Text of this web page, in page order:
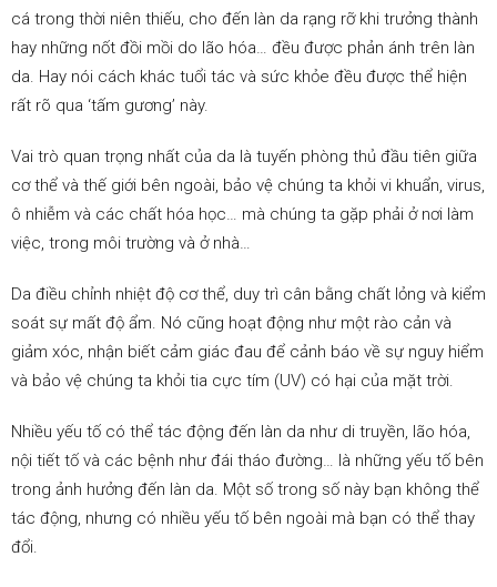
cá trong thời niên thiếu, cho đến làn da rạng rỡ khi trưởng thành
hay những nốt đồi mồi do lão hóa… đều được phản ánh trên làn
da. Hay nói cách khác tuổi tác và sức khỏe đều được thể hiện
rất rõ qua ‘tấm gương’ này.
Vai trò quan trọng nhất của da là tuyến phòng thủ đầu tiên giữa
cơ thể và thế giới bên ngoài, bảo vệ chúng ta khỏi vi khuẩn, virus,
ô nhiễm và các chất hóa học… mà chúng ta gặp phải ở nơi làm
việc, trong môi trường và ở nhà…
Da điều chỉnh nhiệt độ cơ thể, duy trì cân bằng chất lỏng và kiểm
soát sự mất độ ẩm. Nó cũng hoạt động như một rào cản và
giảm xóc, nhận biết cảm giác đau để cảnh báo về sự nguy hiểm
và bảo vệ chúng ta khỏi tia cực tím (UV) có hại của mặt trời.
Nhiều yếu tố có thể tác động đến làn da như di truyền, lão hóa,
nội tiết tố và các bệnh như đái tháo đường… là những yếu tố bên
trong ảnh hưởng đến làn da. Một số trong số này bạn không thể
tác động, nhưng có nhiều yếu tố bên ngoài mà bạn có thể thay
đổi.